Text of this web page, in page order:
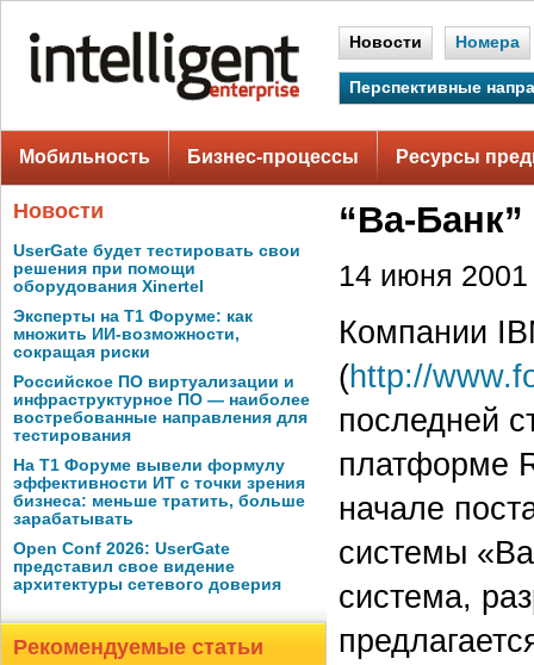
Новости Номера
Перспективные
Мобильность Бизнес-процессы Ресурсы
Новости
UserGate будет тестировать свои
решения при помощи
оборудования Xinertel
Эксперты на Т1 Форуме: как
множить ИИ-возможности,
сокращая риски
Российское ПО виртуализации и
инфраструктурное ПО — наиболее
востребованные направления для
тестирования
На Т1 Форуме вывели формулу
эффективности ИТ с точки зрения
бизнеса: меньше тратить, больше
зарабатывать
Open Conf 2026: UserGate
представил свое видение
архитектуры сетевого доверия
Рекомендуемые статьи
“Ва-
14 июня 2001
Компании
(http://
последней
платформе
начале
системы
система,